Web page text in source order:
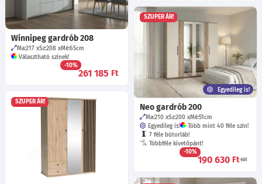
Winnipeg gardrób 208
Ma:217 Sz:208 Mé:65cm
Választható színek!
-10%
261 185 Ft
SZUPER ÁR!
Egyedileg is!
Neo gardrób 200
Ma:210 Sz:200 Mé:51cm
Egyedileg is!
Több mint 40 féle szín!
7 féle bútorláb!
Többféle kivetőpánt!
-10%
190 630 Ft-tól
SZUPER ÁR!